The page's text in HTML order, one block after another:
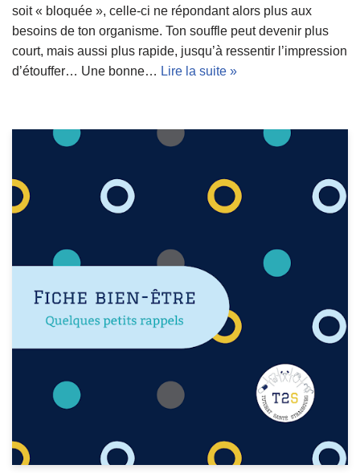
soit « bloquée », celle-ci ne répondant alors plus aux
besoins de ton organisme. Ton souffle peut devenir plus
court, mais aussi plus rapide, jusqu’à ressentir l’impression
d’étouffer… Une bonne… Lire la suite »